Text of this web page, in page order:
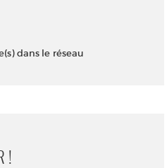
dans le réseau
!